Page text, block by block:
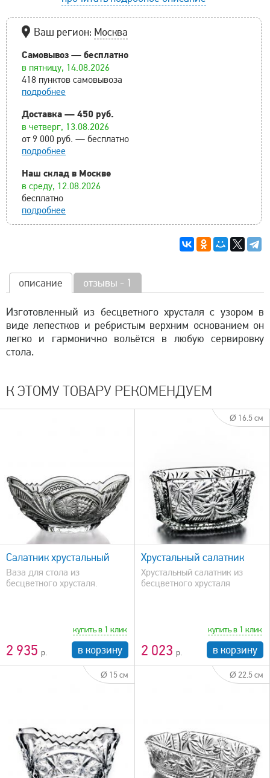
Ваш регион: Москва
Самовывоз — бесплатно
в пятницу, 14.08.2026
418 пунктов самовывоза
подробнее
Доставка — 450 руб.
в четверг, 13.08.2026
от 9 000 руб. — бесплатно
подробнее
Наш склад в Москве
в среду, 12.08.2026
бесплатно
подробнее
описание отзывы - 1
Изготовленный из бесцветного хрусталя с узором в
виде лепестков и ребристым верхним основанием он
легко и гармонично вольётся в любую сервировку
стола.
К ЭТОМУ ТОВАРУ РЕКОМЕНДУЕМ
Салатник хрустальный
Ваза для стола из
бесцветного хрусталя.
2 935
купить в 1 клик
в корзину
Ø 16.5 см
быстрый просмотр
Хрустальный салатник
Хрустальный салатник из
бесцветного хрусталя
2 023
купить в 1 клик
в корзину
Ø 15 см Ø 22.5 см